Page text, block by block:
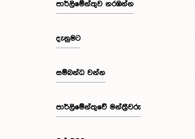
පාර්ලි‌මේන්තුව නරඹන්න
දැනුමට
සම්බන්ධ වන්න
පාර්ලි‌මේන්තුවේ මන්ත්‍රීවරු